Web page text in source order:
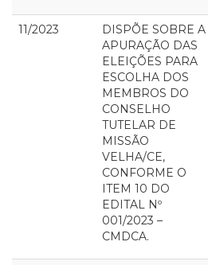
11/2023
DISPÕE SOBRE A
APURAÇÃO DAS
ELEIÇÕES PARA
ESCOLHA DOS
MEMBROS DO
CONSELHO
TUTELAR DE
MISSÃO
VELHA/CE,
CONFORME O
ITEM 10 DO
EDITAL Nº
001/2023 –
CMDCA.